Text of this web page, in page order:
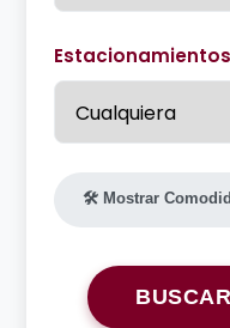
Estacionamientos
🛠️ Mostrar